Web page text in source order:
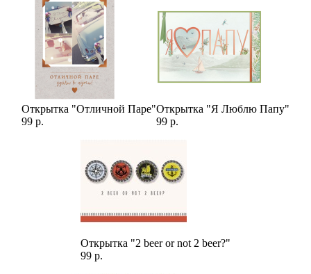
Открытка "Отличной Паре"
99 р.
Открытка "Я Люблю Папу"
99 р.
Открытка "2 beer or not 2 beer?"
99 р.